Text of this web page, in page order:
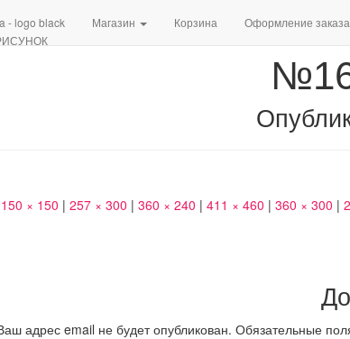
Магазин Корзина Оформление заказа
150 × 150 | 257 × 300 | 360 × 240 | 411 × 460 | 360 × 300 |
адрес email не будет опубликован. Обязательные